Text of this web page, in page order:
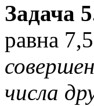
Задача
равна
числа